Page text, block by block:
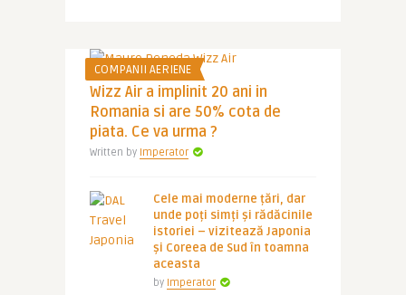
COMPANII AERIENE
Wizz Air a implinit 20 ani in
Romania si are 50% cota de
piata. Ce va urma ?
Written by Imperator
Cele mai moderne țări, dar
unde poți simți și rădăcinile
istoriei – vizitează Japonia
și Coreea de Sud în toamna
aceasta
by Imperator